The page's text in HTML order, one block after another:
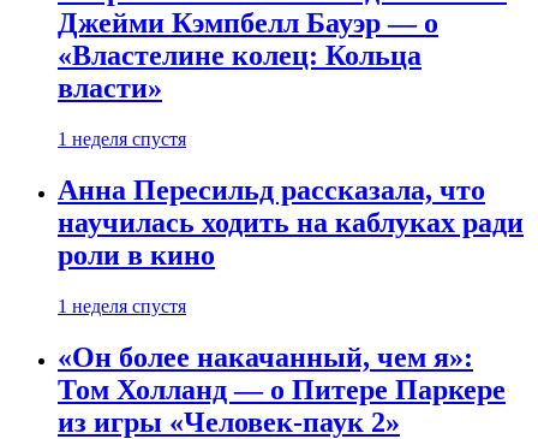
Джейми Кэмпбелл Бауэр — о
«Властелине колец: Кольца
власти»
1 неделя спустя
Анна Пересильд рассказала, что
научилась ходить на каблуках ради
роли в кино
1 неделя спустя
«Он более накачанный, чем я»:
Том Холланд — о Питере Паркере
из игры «Человек-паук 2»